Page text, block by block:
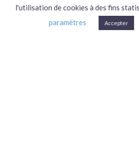
Économie / Gestion
Environnement
l'utilisation de cookies à des fins
paramètres
Accepter